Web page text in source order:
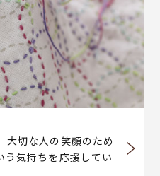
大切な人の笑顔のため
う気持ちを応援してい